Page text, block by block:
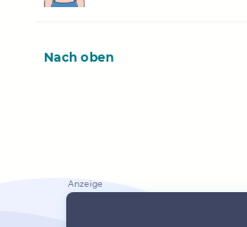
Nach oben